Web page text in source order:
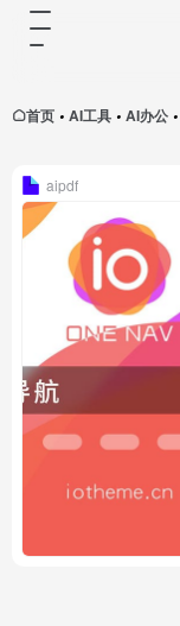
首页 • AI工具 • AI办公 •
aipdf